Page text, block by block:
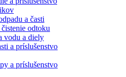
a časti
odtoku
vodu a diely
a príslušenstvo
a príslušenstvo